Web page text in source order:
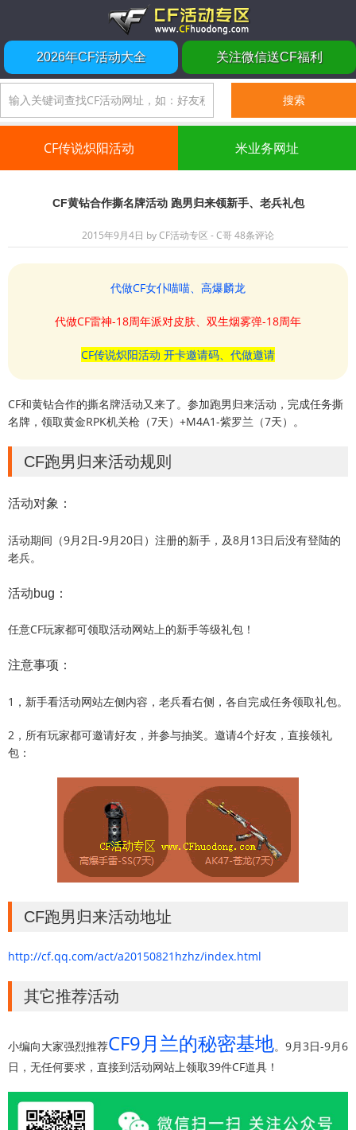
2026年CF活动大全 关注微信送CF福利
CF传说炽阳活动 米业务网址
CF黄钻合作撕名牌活动 跑男归来领新手、老兵礼包
2015年9月4日 byCF活动专区 - C哥48条评论
代做CF女仆喵喵、高爆麟龙
代做CF雷神-18周年派对皮肤、双生烟雾弹-18周年
CF传说炽阳活动 开卡邀请码、代做邀请
CF和黄钻合作的撕名牌活动又来了。参加跑男归来活动，完成任务撕
名牌，领取黄金RPK机关枪（7天）+M4A1-紫罗兰（7天）。
CF跑男归来活动规则
活动对象：
活动期间（9月2日-9月20日）注册的新手，及8月13日后没有登陆的
老兵。
活动bug：
任意CF玩家都可领取活动网站上的新手等级礼包！
注意事项：
1，新手看活动网站左侧内容，老兵看右侧，各自完成任务领取礼包。
2，所有玩家都可邀请好友，并参与抽奖。邀请4个好友，直接领礼
包：
CF跑男归来活动地址
http://cf.qq.com/act/a20150821hzhz/index.html
其它推荐活动
小编向大家强烈推荐CF9月兰的秘密基地。9月3日-9月6
日，无任何要求，直接到活动网站上领取39件CF道具！